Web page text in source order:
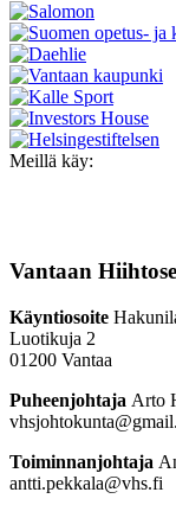
Meillä käy:
Vantaan
Käyntiosoite
Luotikuja 2
01200 Vantaa
Puheenjohtaja Arto
Toiminnanjohtaja
antti.pekkala@vhs.fi